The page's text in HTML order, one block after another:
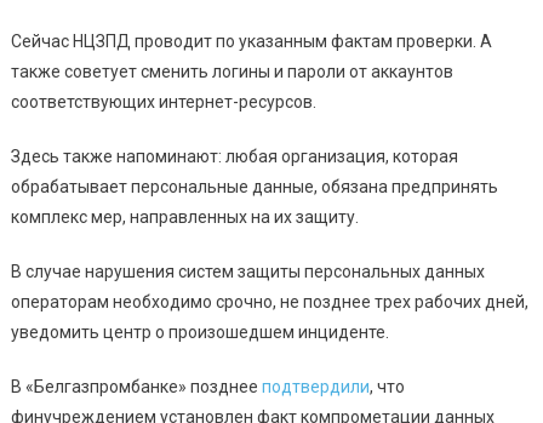
Сейчас НЦЗПД проводит по указанным фактам проверки. А
также советует сменить логины и пароли от аккаунтов
соответствующих интернет-ресурсов.
Здесь также напоминают: любая организация, которая
обрабатывает персональные данные, обязана предпринять
комплекс мер, направленных на их защиту.
В случае нарушения систем защиты персональных данных
операторам необходимо срочно, не позднее трех рабочих дней,
уведомить центр о произошедшем инциденте.
В «Белгазпромбанке» позднее подтвердили, что
финучреждением установлен факт компрометации данных